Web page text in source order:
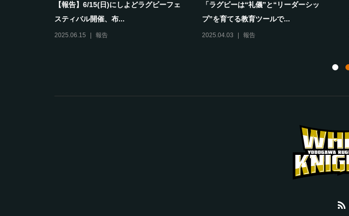
【報告】6/15(日)にしよどラグビーフェ
スティバル開催、布...
2025.06.15 報告
「ラグビーは“礼儀”と“リーダーシッ
プ”を育てる教育ツールで...
2025.04.03 報告